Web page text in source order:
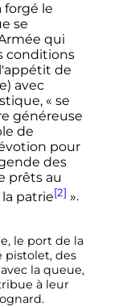
forgé le
se
qui
conditions
de
avec
« se
généreuse
de
pour
des
prêts au
patrie[2] ».
le port de la
pistolet, des
la queue,
à leur